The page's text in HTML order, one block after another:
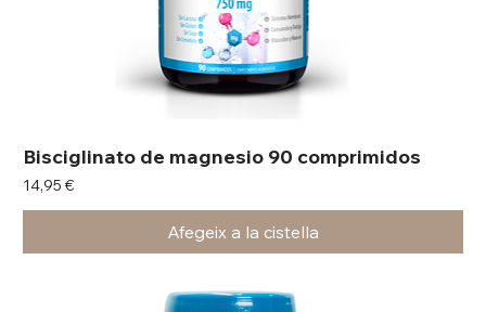
Bisciglinato de magnesio 90 comprimidos
Preu
14,95 €
Afegeix a la cistella